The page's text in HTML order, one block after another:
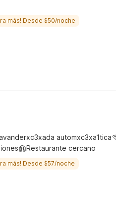
más! Desde $50/noche
automxc3xa1tica
Restaurante cercano
más! Desde $57/noche